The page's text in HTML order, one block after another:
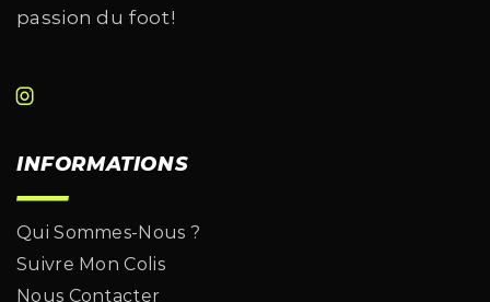
passion du foot!
INFORMATIONS
Qui Sommes-Nous ?
Suivre Mon Colis
Nous Contacter